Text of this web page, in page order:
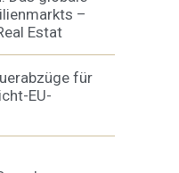
–
Estat
für
EU-